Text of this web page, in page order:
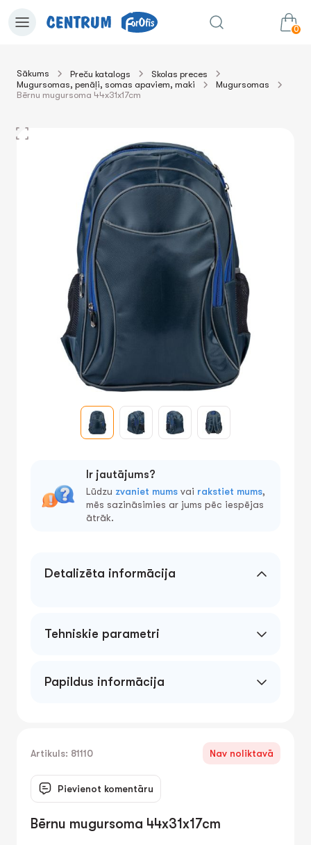
0
uz grozu Summa:0.00€
Sākums Preču katalogs
Skolas preces
Mugursomas, penāļi, somas apaviem, maki
Mugursomas
Bērnu mugursoma 44x31x17cm
Ir jautājums?
Lūdzu zvaniet mums vai rakstiet mums,
mēs sazināsimies ar jums pēc iespējas
ātrāk.
Detalizēta informācija
Tehniskie parametri
Papildus informācija
Artikuls: 81110 Nav noliktavā
Pievienot komentāru
Bērnu mugursoma 44x31x17cm